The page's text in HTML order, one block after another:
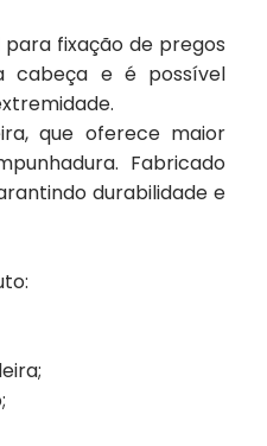
fixação de pregos
cabeça e é possível
que oferece maior
Fabricado
durabilidade e